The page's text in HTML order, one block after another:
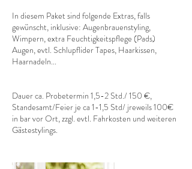
In diesem Paket sind folgende Extras, falls
gewünscht, inklusive: Augenbrauenstyling,
Wimpern, extra Feuchtigkeitspflege (Pads)
Augen, evtl. Schlupflider Tapes, Haarkissen,
Haarnadeln...
Dauer ca. Probetermin 1,5-2 Std./ 150 €,
Standesamt/Feier je ca 1-1,5 Std/ jreweils 100€
in bar vor Ort, zzgl. evtl. Fahrkosten und weiteren